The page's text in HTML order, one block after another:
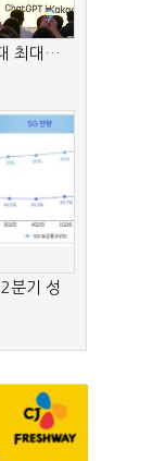
최대…
분기 성